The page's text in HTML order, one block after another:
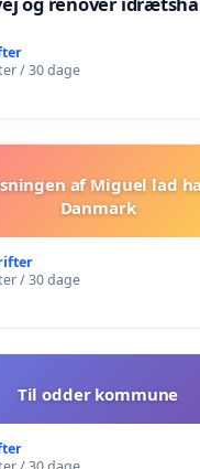
/ 30 dage
af Miguel lad
Danmark
/ 30 dage
Til odder kommune